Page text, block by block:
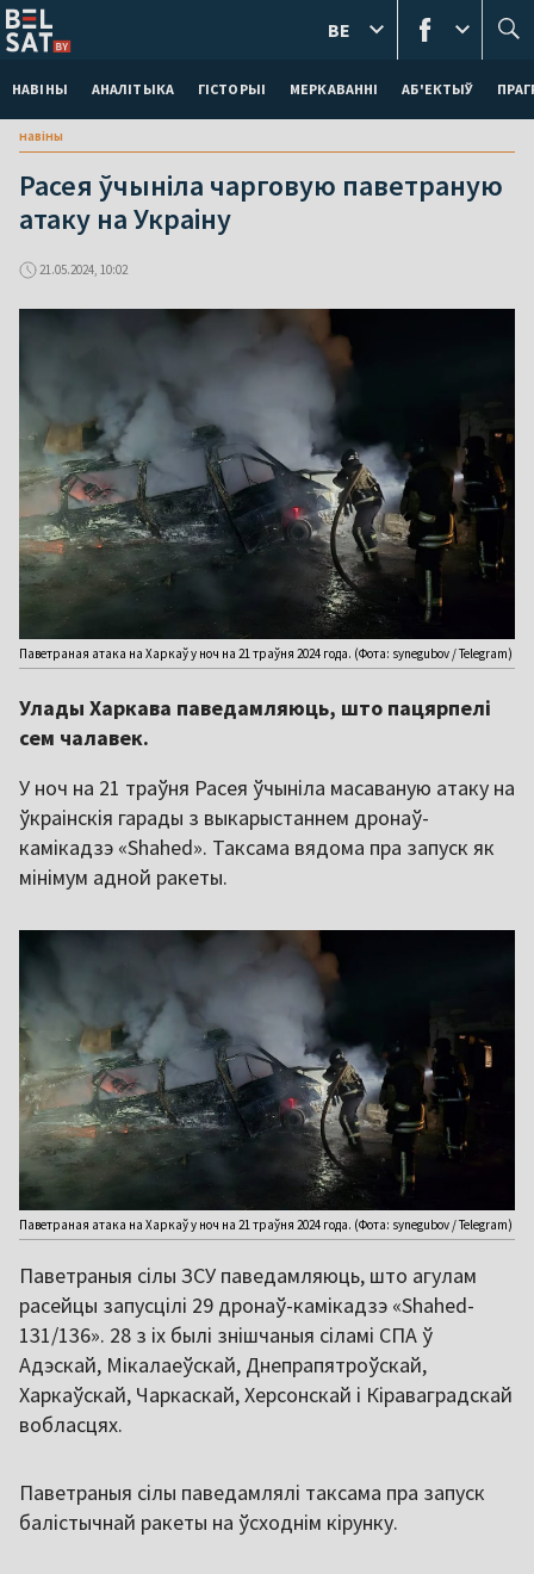
НАВІНЫ АНАЛІТЫКА ГІСТОРЫІ МЕРКАВАННI АБ'ЕКТЫЎ
BE
навіны
Расея ўчыніла чарговую паветраную
атаку на Украіну
21.05.2024, 10:02
Паветраная атака на Харкаў у ноч на 21 траўня 2024 года. (Фота: synegubov / Telegram)
Улады Харкава паведамляюць, што пацярпелі
сем чалавек.
У ноч на 21 траўня Расея ўчыніла масаваную атаку на
ўкраінскія гарады з выкарыстаннем дронаў-
камікадзэ «Shahed». Таксама вядома пра запуск як
мінімум адной ракеты.
Паветраная атака на Харкаў у ноч на 21 траўня 2024 года. (Фота: synegubov / Telegram)
Паветраныя сілы ЗСУ паведамляюць, што агулам
расейцы запусцілі 29 дронаў-камікадзэ «Shahed-
131/136». 28 з іх былі знішчаныя сіламі СПА ў
Адэскай, Мікалаеўскай, Днепрапятроўскай,
Харкаўскай, Чаркаскай, Херсонскай і Кіраваградскай
вобласцях.
Паветраныя сілы паведамлялі таксама пра запуск
балістычнай ракеты на ўсходнім кірунку.